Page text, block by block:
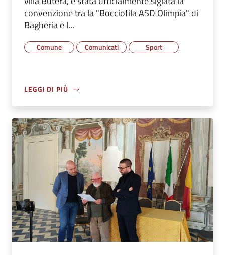
convenzione tra la "Bocciofila ASD Olimpia" di
Bagheria e l...
Comune Comunicati Sport
LEGGI DI PIÙ